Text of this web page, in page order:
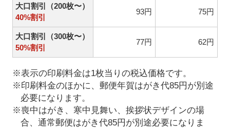
大口割引（200枚〜）
40%割引
93円 75円
大口割引（300枚〜）
50%割引
77円 62円
※表示の印刷料金は1枚当りの税込価格です。
※印刷料金のほかに、郵便年賀はがき代85円が別途
必要になります。
※喪中はがき、寒中見舞い、挨拶状デザインの場
合、通常郵便はがき代85円が別途必要になりま